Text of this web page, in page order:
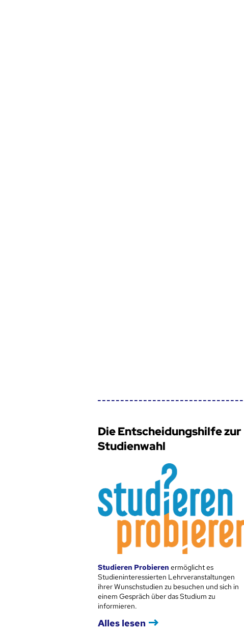
Die Entscheidungshilfe zur
Studienwahl
Studieren Probieren ermöglicht es
Studieninteressierten Lehrveranstaltungen
ihrer Wunschstudien zu besuchen und sich in
einem Gespräch über das Studium zu
informieren.
Alles lesen